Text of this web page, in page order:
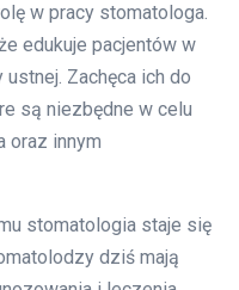
w pracy stomatologa.
edukuje pacjentów w
Zachęca ich do
są niezbędne w celu
oraz innym
stomatologia staje się
dziś mają